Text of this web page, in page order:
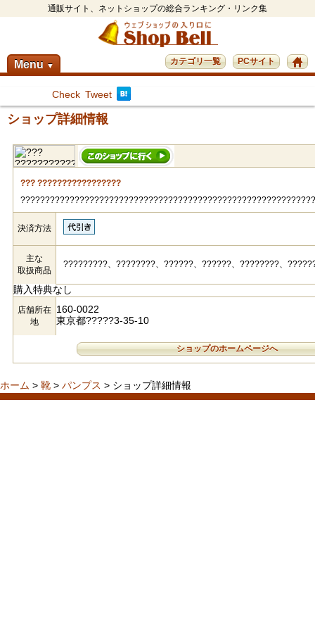
通販サイト、ネットショップの総合ランキング・リンク集
Menu ▼ PCサイト
カテゴリ一覧
Check Tweet
ショップ詳細情報
??? ?????????????????
決済方法
主な
取扱商品
?????????、????????、??????、??????、????????、
購入特典なし
店舗所在
地
160-0022
東京都?????3-35-10
ショップのホームページへ
ホーム > 靴 > パンプス > ショップ詳細情報